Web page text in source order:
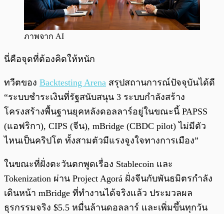
ภาพจาก AI
นี่คือจุดที่ต้องคิดให้หนัก
ทวีตของ Backtesting Arena สรุปสถานการณ์ปัจจุบันได้ดี
“ระบบชำระเงินที่รัฐสนับสนุน 3 ระบบกำลังสร้าง
โครงสร้างพื้นฐานยุคหลังดอลลาร์อยู่ในขณะนี้ PAPSS
(แอฟริกา), CIPS (จีน), mBridge (CBDC pilot) ไม่มีตัว
ไหนเป็นคริปโต ทั้งสามตัวมีแรงจูงใจทางการเมือง”
ในขณะที่ฝั่งตะวันตกพูดเรื่อง Stablecoin และ
Tokenization ผ่าน Project Agorá ฝั่งจีนกับพันธมิตรกำลัง
เดินหน้า mBridge ที่ทำงานได้จริงแล้ว ประมวลผล
ธุรกรรมจริง $5.5 หมื่นล้านดอลลาร์ และเพิ่มขึ้นทุกวัน